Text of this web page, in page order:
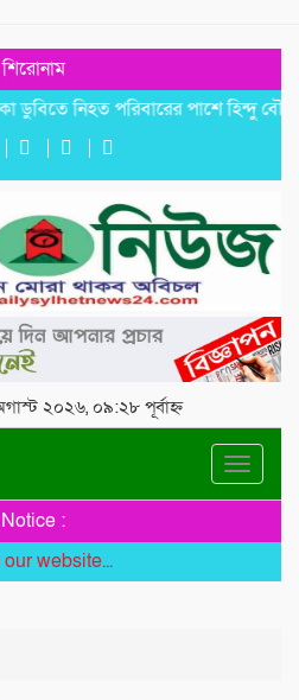
শিরোনাম
নিহত পরিবারের পাশে হিন্দু বৌদ্ধ
২০২৬, ০৯:২৮ পূর্বাহ্ন
Toggle
Notice :